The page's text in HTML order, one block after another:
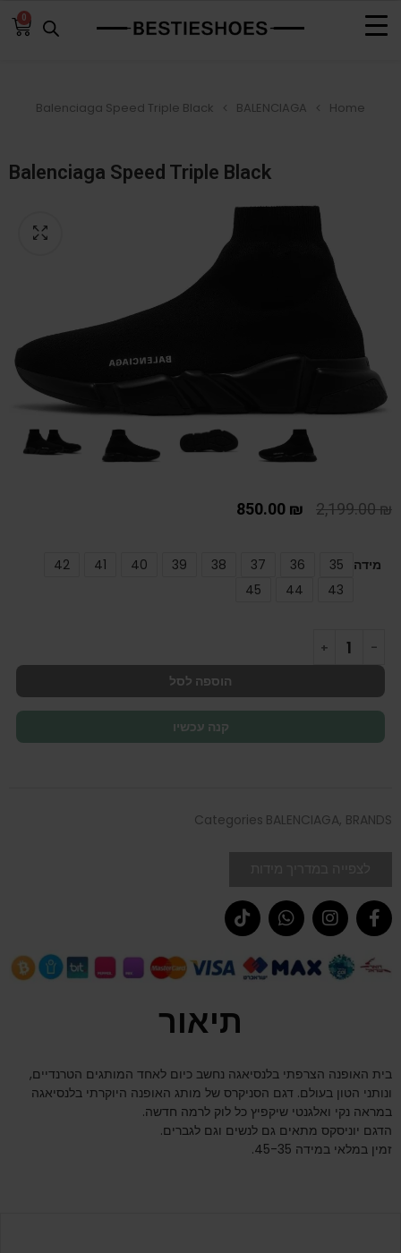
0
Home
BALENCIAGA
Balenciaga Speed Triple Black‏
Balenciaga Speed Triple Black‏
2,199.00₪
850.00 ₪
מידה 35
36
37
38
39
40
41
42
43
44
45
הוספה לסל
קנה עכשיו
Categories BALENCIAGA, BRANDS
תיאור
בית האופנה הצרפתי בלנסיאגה נחשב כיום לאחד המותגים הטרנדיים,
ונותני הטון בעולם. דגם הסניקרס של מותג האופנה היוקרתי בלנסיאגה
במראה נקי ואלגנטי שיקפיץ כל לוק לרמה חדשה.
הדגם יוניסקס מתאים גם לנשים וגם לגברים.
זמין במלאי במידה 45-35.